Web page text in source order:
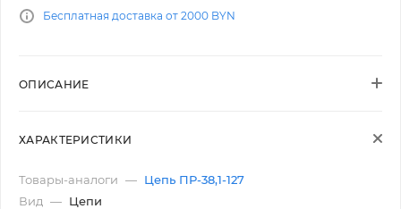
Бесплатная доставка от 2000 BYN
ОПИСАНИЕ
ХАРАКТЕРИСТИКИ
Товары-аналоги — Цепь ПР-38,1-127
Вид — Цепи